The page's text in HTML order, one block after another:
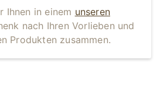
Ihnen in einem unseren
nach Ihren Vorlieben und
Produkten zusammen.